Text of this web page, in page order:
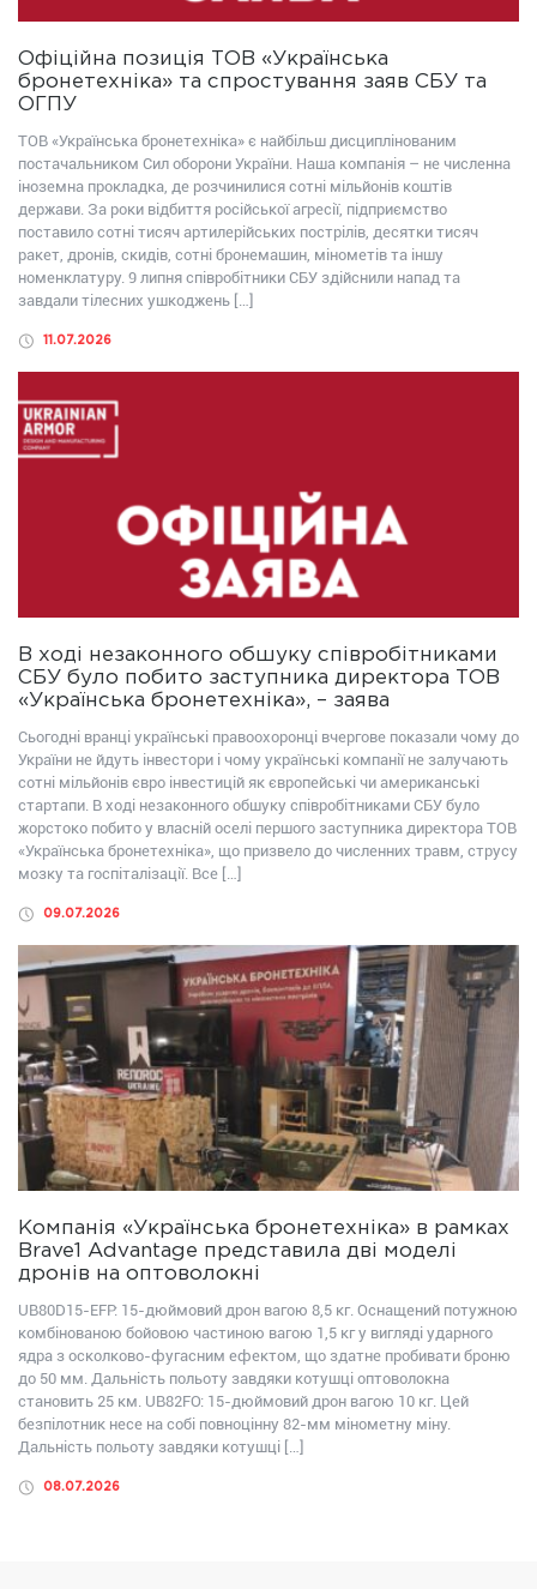
Офіційна позиція ТОВ «Українська
бронетехніка» та спростування заяв СБУ та
ОГПУ
ТОВ «Українська бронетехніка» є найбільш дисциплінованим
постачальником Сил оборони України. Наша компанія – не численна
іноземна прокладка, де розчинилися сотні мільйонів коштів
держави. За роки відбиття російської агресії, підприємство
поставило сотні тисяч артилерійських пострілів, десятки тисяч
ракет, дронів, скидів, сотні бронемашин, мінометів та іншу
номенклатуру. 9 липня співробітники СБУ здійснили напад та
завдали тілесних ушкоджень […]
11.07.2026
В ході незаконного обшуку співробітниками
СБУ було побито заступника директора ТОВ
«Українська бронетехніка», – заява
Сьогодні вранці українські правоохоронці вчергове показали чому до
України не йдуть інвестори і чому українські компанії не залучають
сотні мільйонів євро інвестицій як європейські чи американські
стартапи. В ході незаконного обшуку співробітниками СБУ було
жорстоко побито у власній оселі першого заступника директора ТОВ
«Українська бронетехніка», що призвело до численних травм, струсу
мозку та госпіталізації. Все […]
09.07.2026
Компанія «Українська бронетехніка» в рамках
Brave1 Advantage представила дві моделі
дронів на оптоволокні
UB80D15-EFP: 15-дюймовий дрон вагою 8,5 кг. Оснащений потужною
комбінованою бойовою частиною вагою 1,5 кг у вигляді ударного
ядра з осколково-фугасним ефектом, що здатне пробивати броню
до 50 мм. Дальність польоту завдяки котушці оптоволокна
становить 25 км. UB82FО: 15-дюймовий дрон вагою 10 кг. Цей
безпілотник несе на собі повноцінну 82-мм мінометну міну.
Дальність польоту завдяки котушці […]
08.07.2026